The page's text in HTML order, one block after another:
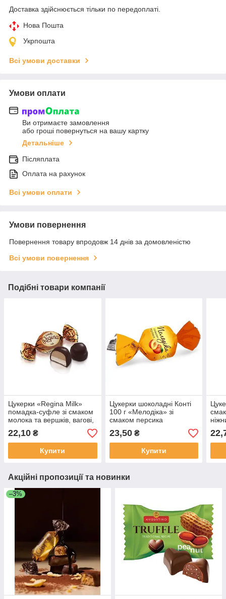
Доставка здійснюється тільки по передоплаті.
Нова Пошта
Укрпошта
Всі умови доставки
Умови оплати
Ви отримаєте замовлення
або гроші повернуться на вашу картку
Детальніше
Післяплата
Оплата на рахунок
Всі умови оплати
Умови повернення
Повернення товару впродовж 14 днів за домовленістю
Всі умови повернення
Подібні товари компанії
Цукерки «Regina Milk»
помадка-суфле зі смаком
молока та вершків, вагові,
100 г
22,10 ₴
Купити
Цукерки шоколадні Конті
100 г «Мелодіка» зі
смаком персика
23,50₴
Купити
Акційні пропозиції та новинки
–3%